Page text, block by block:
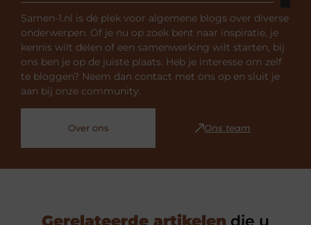
Samen-1.nl is dé plek voor algemene blogs over diverse
onderwerpen. Of je nu op zoek bent naar inspiratie, je
kennis wilt delen of een samenwerking wilt starten, bij
ons ben je op de juiste plaats. Heb je interesse om zelf
te bloggen? Neem dan contact met ons op en sluit je
aan bij onze community.
Over ons Ons team
Gerelateerde artikelen die u